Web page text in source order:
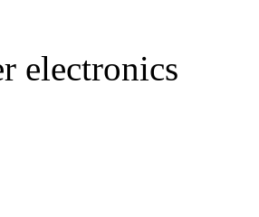
electronics